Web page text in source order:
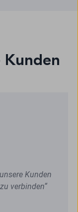
Kunden
Kunden
verbinden“